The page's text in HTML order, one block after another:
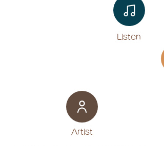
Listen​
​Artist